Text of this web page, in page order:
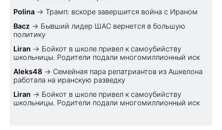
Polina → Трамп: вскоре завершится война с Ираном
Bacz → Бывший лидер ШАС вернется в большую
политику
Liran → Бойкот в школе привел к самоубийству
школьницы. Родители подали многомиллионный иск
Aleks48 → Семейная пара репатриантов из Ашкелона
работала на иранскую разведку
Liran → Бойкот в школе привел к самоубийству
школьницы. Родители подали многомиллионный иск